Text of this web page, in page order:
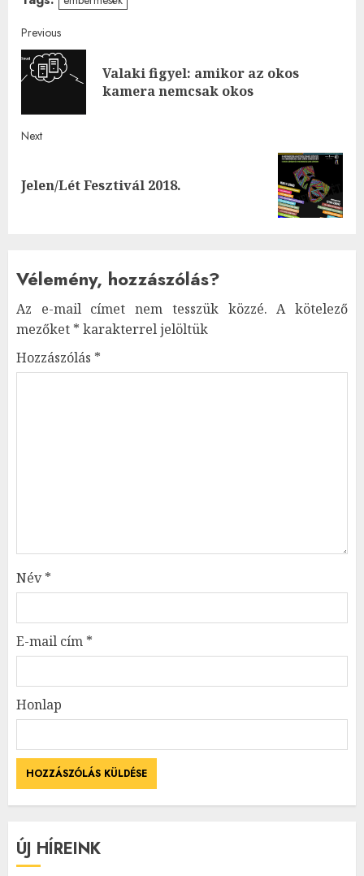
Post
navigation
Previous
Valaki figyel: amikor az okos
kamera nemcsak okos
Next
Next
post:
Jelen/Lét Fesztivál 2018.
Vélemény, hozzászólás?
Az e-mail címet nem tesszük közzé. A kötelező
mezőket * karakterrel jelöltük
Hozzászólás *
Név*
E-mail cím *
Honlap
ÚJ HÍREINK